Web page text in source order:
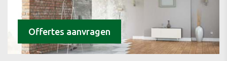
Offertes aanvragen